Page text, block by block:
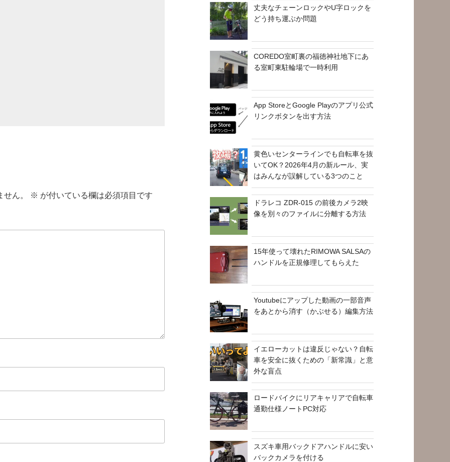
ん。 ※ が付いている欄は必須項目です
丈夫なチェーンロックやU字ロックを
どう持ち運ぶか問題
COREDO室町裏の福徳神社地下にあ
る室町東駐輪場で一時利用
App StoreとGoogle Playのアプリ公式
リンクボタンを出す方法
黄色いセンターラインでも自転車を抜
いてOK？2026年4月の新ルール、実
はみんなが誤解している3つのこと
ドラレコ ZDR-015 の前後カメラ2映
像を別々のファイルに分離する方法
15年使って壊れたRIMOWA SALSAの
ハンドルを正規修理してもらえた
Youtubeにアップした動画の一部音声
をあとから消す（かぶせる）編集方法
イエローカットは違反じゃない？自転
車を安全に抜くための「新常識」と意
外な盲点
ロードバイクにリアキャリアで自転車
通勤仕様ノートPC対応
スズキ車用バックドアハンドルに安い
バックカメラを付ける